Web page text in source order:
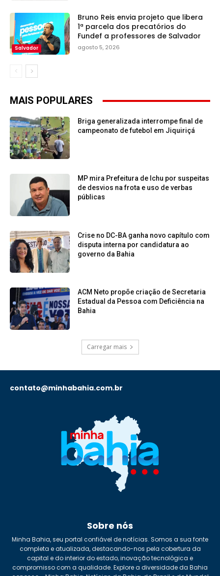
Salvador
Bruno Reis envia projeto que libera
1ª parcela dos precatórios do
Fundef a professores de Salvador
agosto 5, 2026
MAIS POPULARES
Briga generalizada interrompe final de
campeonato de futebol em Jiquiriçá
MP mira Prefeitura de Ichu por suspeitas
de desvios na frota e uso de verbas
públicas
Crise no DC-BA ganha novo capítulo com
disputa interna por candidatura ao
governo da Bahia
ACM Neto propõe criação de Secretaria
Estadual da Pessoa com Deficiência na
Bahia
Carregar mais
contato@minhabahia.com.br
Sobre nós
Minha Bahia, seu portal confiável de notícias. Somos a sua fonte
completa e atualizada, destacando-nos pela cobertura da
capital e do interior do estado, inovação tecnológica e
compromisso com a qualidade. Explore a diversidade da Bahia